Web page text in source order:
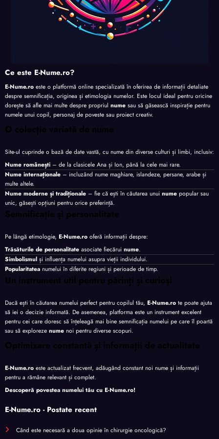
Ce este E-Nume.ro?
E-Nume.ro este o platformă online specializată în oferirea de informații detaliate
despre semnificația, originea și etimologia numelor. Este locul ideal pentru oricine
dorește să afle mai multe despre propriul nume sau să găsească inspirație pentru
numele unui copil, personaj de poveste sau proiect creativ.
O colecție variată de nume
Site-ul cuprinde o bază de date vastă, cu nume din diverse culturi și limbi, inclusiv:
Nume românești – de la clasicele Ana și Ion, până la cele mai rare.
Nume internaționale – incluzând nume maghiare, islandeze, persane, arabe și
multe altele.
Nume moderne și tradiționale – fie că ești în căutarea unui nume popular sau
unic, găsești opțiuni pentru orice preferință.
Semnificație și personalitate
Pe lângă etimologie, E-Nume.ro oferă informații despre:
Trăsăturile de personalitate asociate fiecărui nume.
Simbolismul și influența numelui asupra vieții individului.
Popularitatea numelui în diferite regiuni și perioade de timp.
Un instrument util pentru părinți și curioși
Dacă ești în căutarea numelui perfect pentru copilul tău, E-Nume.ro te poate ajuta
să iei o decizie informată. De asemenea, platforma este un instrument excelent
pentru cei care doresc să înțeleagă mai bine semnificația numelui pe care îl poartă
sau să exploreze nume noi pentru diverse scopuri.
Optimizare constantă și informații de actualitate
E-Nume.ro este actualizat frecvent, adăugând constant noi nume și informații
pentru a rămâne relevant și complet.
Descoperă povestea numelui tău cu E-Nume.ro!
E-Nume.ro - Postate recent
Când este necesară a doua opinie în chirurgie oncologică?